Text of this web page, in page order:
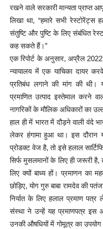
रखने वाले सरकारी मान्यता प्राप्त
लिखा था, “हमारे सभी रेस्टोरेंट्स
संतुष्टि और पुष्टि के लिए संबंधित
कह सकते हैं।”
एक रिपोर्ट के अनुसार, अप्रैल 2022
न्यायालय में एक याचिका दायर
प्रतिबंध लगाने की मांग की थी।
प्रमाणित उत्पाद इस्तेमाल करने
नागरिकों के मौलिक अधिकारों का
हाल ही में भारत में दौड़ने वाली वंदे
लेकर हंगामा हुआ था। इस दौरान
प्रोडक्ट वेज है, तो इसे हलाल
सिर्फ मुसलमानों के लिए ही जरूरी
लिए क्यों बाध्य हों। प्रमाणन का
छोड़िए, योग गुरु बाबा रामदेव की
निर्यात के लिए हलाल प्रमाण पत्र
संस्था ने उन्हें यह प्रमाणपत्र इस
उनकी औषधियों में गोमूत्र का उपयोग